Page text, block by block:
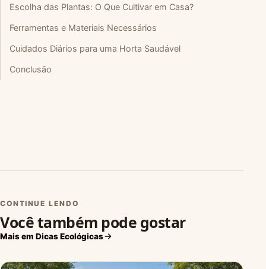
Escolha das Plantas: O Que Cultivar em Casa?
Ferramentas e Materiais Necessários
Cuidados Diários para uma Horta Saudável
Conclusão
CONTINUE LENDO
Você também pode gostar
Mais em Dicas Ecológicas